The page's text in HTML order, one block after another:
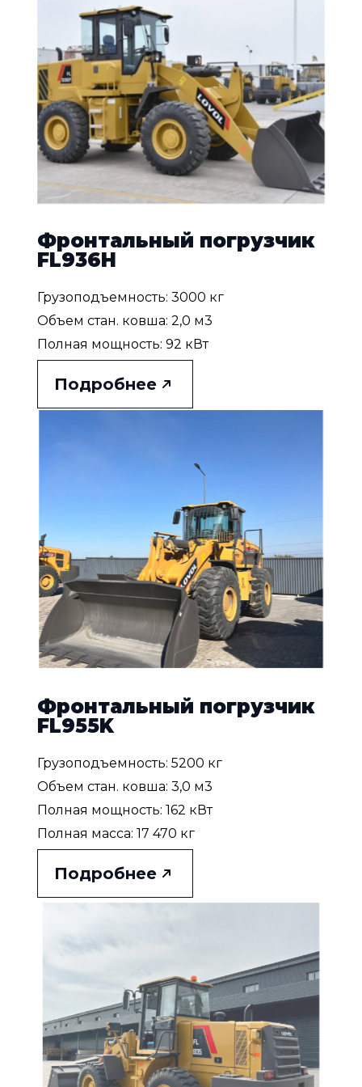
Фронтальный погрузчик
FL936H
Грузоподъемность: 3000 кг
Объем стан. ковша: 2,0 м3
Полная мощность: 92 кВт
Подробнее
Фронтальный погрузчик
FL955K
Грузоподъемность: 5200 кг
Объем стан. ковша: 3,0 м3
Полная мощность: 162 кВт
Полная масса: 17 470 кг
Подробнее